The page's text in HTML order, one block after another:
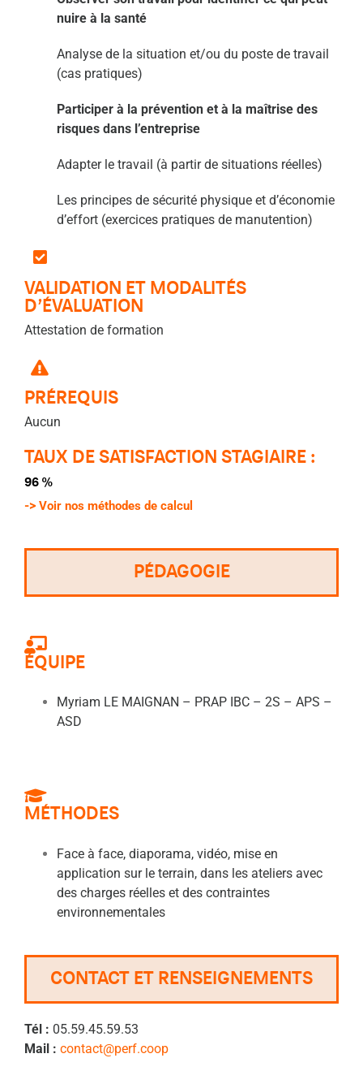
nuire à la santé
Analyse de la situation et/ou du poste de travail
(cas pratiques)
Participer à la prévention et à la maîtrise des
risques dans l’entreprise
Adapter le travail (à partir de situations réelles)
Les principes de sécurité physique et d’économie
d’effort (exercices pratiques de manutention)
VALIDATION ET MODALITÉS
D’ÉVALUATION
Attestation de formation
PRÉREQUIS
Aucun
TAUX DE SATISFACTION STAGIAIRE :
96 %
-> Voir nos méthodes de calcul
PÉDAGOGIE
ÉQUIPE
Myriam LE MAIGNAN – PRAP IBC – 2S – APS –
ASD
MÉTHODES
Face à face, diaporama, vidéo, mise en
application sur le terrain, dans les ateliers avec
des charges réelles et des contraintes
environnementales
CONTACT ET RENSEIGNEMENTS
Tél : 05.59.45.59.53
Mail : contact@perf.coop